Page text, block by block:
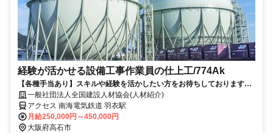
経験が活かせる設備工事作業員の仕上工/774Ak
【各種手当あり】スキルや経験を活かしたい方をお待ちしております！
◎景気に左右されにくく安定感のある企業で一緒に働きませんか？
一般社団法人全国建設人材協会(人材紹介)
アクセス 南海電気鉄道 羽衣駅
月給250,000円～450,000円
大阪府高石市